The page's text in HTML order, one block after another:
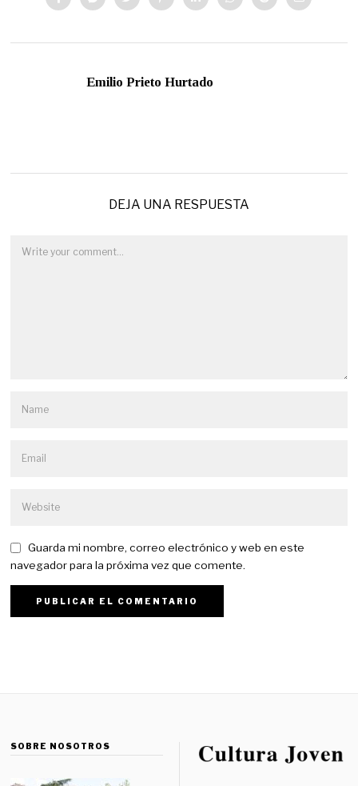
Emilio Prieto Hurtado
DEJA UNA RESPUESTA
Guarda mi nombre, correo electrónico y web en este
navegador para la próxima vez que comente.
SOBRE NOSOTROS